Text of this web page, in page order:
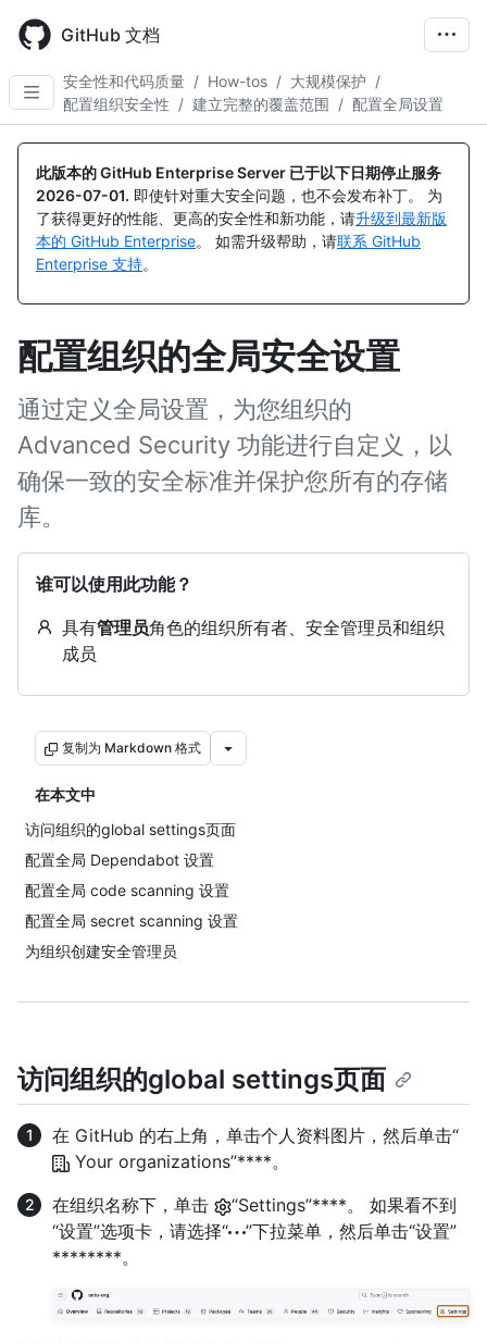
main
content
GitHub 文档
安全性和代码质量 / How-tos / 大规模保护 /
配置组织安全性 / 建立完整的覆盖范围 / 配置全局设置
此版本的 GitHub Enterprise Server 已于以下日期停止服务
2026-07-01. 即使针对重大安全问题，也不会发布补丁。 为
了获得更好的性能、更高的安全性和新功能，请升级到最新版
本的 GitHub Enterprise。 如需升级帮助，请联系 GitHub
Enterprise 支持。
配置组织的全局安全设置
通过定义全局设置，为您组织的
Advanced Security 功能进行自定义，以
确保一致的安全标准并保护您所有的存储
库。
谁可以使用此功能？
具有管理员角色的组织所有者、安全管理员和组织
成员
复制为 Markdown 格式
在本文中
访问组织的global settings页面
配置全局 Dependabot 设置
配置全局 code scanning 设置
配置全局 secret scanning 设置
为组织创建安全管理员
访问组织的global settings页面
在 GitHub 的右上角，单击个人资料图片，然后单击“
Your organizations”****。
在组织名称下，单击
“Settings”****。 如果看不到
“设置”选项卡，请选择“
”下拉菜单，然后单击“设置”
********。